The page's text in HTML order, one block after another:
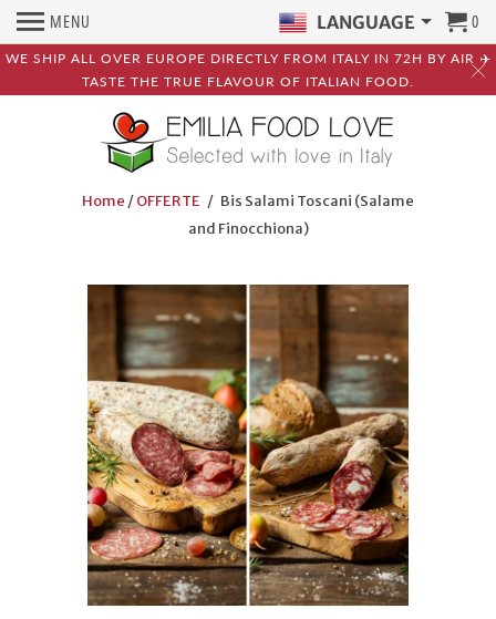
WE SHIP ALL OVER EUROPE DIRECTLY FROM ITALY IN 72H BY AIR ✈️
TASTE THE TRUE FLAVOUR OF ITALIAN FOOD.
MENU LANGUAGE 0
Home /OFFERTE / Bis Salami Toscani (Salame
and Finocchiona)